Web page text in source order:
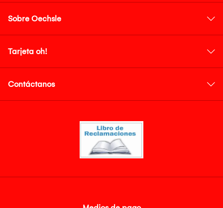
Sobre Oechsle
Tarjeta oh!
Contáctanos